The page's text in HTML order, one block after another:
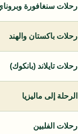
رحلات سنغافورة
رحلات باكستان والهند
رحلات تايلاند (بانكوك)
الرحلة إلى ماليزيا
رحلات الفلبين